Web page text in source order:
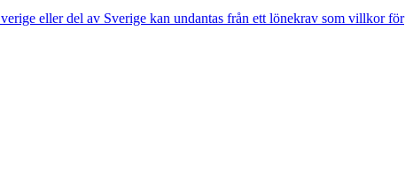
eller del av Sverige kan undantas från ett lönekrav som villkor för